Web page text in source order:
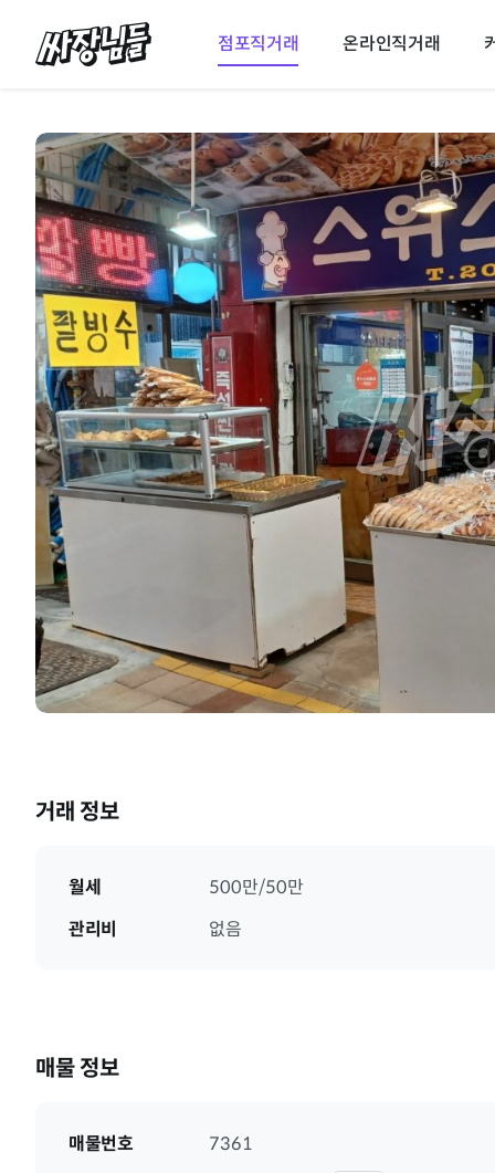
싸장님들 점포직거래 온라인직거래
거래 정보
월세
500만/50만
관리비
없음
매물 정보
매물번호
7361